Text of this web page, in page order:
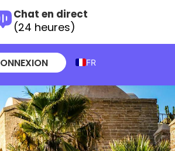
Chat en direct
(24 heures)
FR